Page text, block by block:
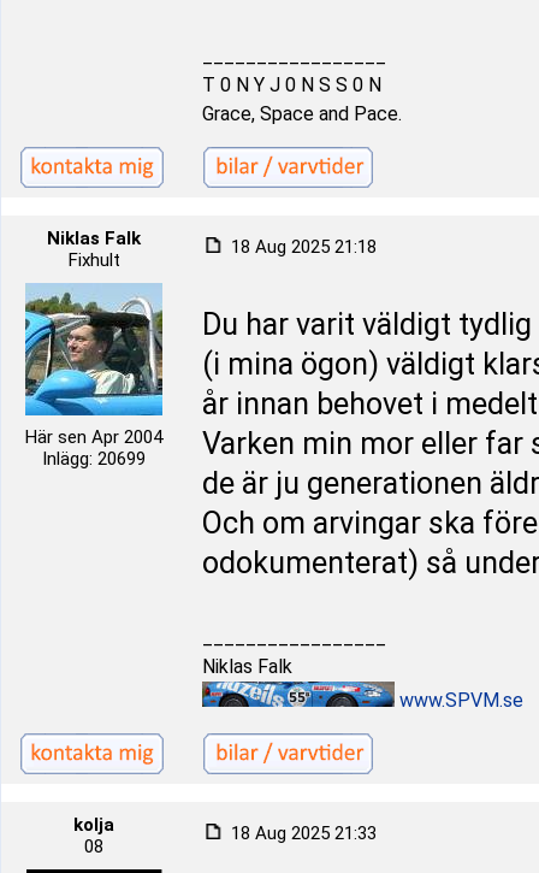
T 0 N Y J 0 N S S 0 N
Grace, Space and Pace.
Niklas Falk
Fixhult
Här sen Apr 2004
Inlägg: 20699
18 Aug 2025 21:18
Du har varit väldigt
(i mina ögon) väldigt
år innan behovet i
Varken min mor eller far
de är ju generationen
Och om arvingar ska
odokumenterat) så
Niklas Falk
www.SPVM.se
kolja
08
18 Aug 2025 21:33